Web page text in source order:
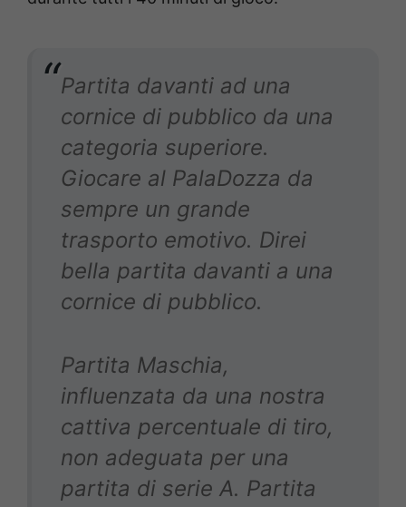
Partita davanti ad una
cornice di pubblico da una
categoria superiore.
Giocare al PalaDozza da
sempre un grande
trasporto emotivo. Direi
bella partita davanti a una
cornice di pubblico.
Partita Maschia,
influenzata da una nostra
cattiva percentuale di tiro,
non adeguata per una
partita di serie A. Partita